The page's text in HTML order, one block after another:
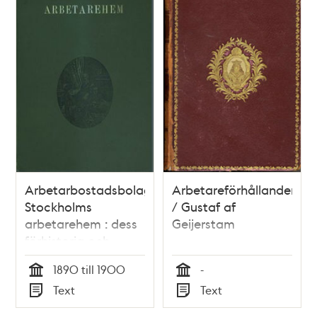
Arbetarbostadsbolaget
Stockholms
arbetarehem : dess
förhistoria och
utveckling / av
Agnes Lagerstedt
Tid
1890 till 1900
Typ
Text
Arbetareförhållanden
/ Gustaf af
Geijerstam
Tid
-
Typ
Text